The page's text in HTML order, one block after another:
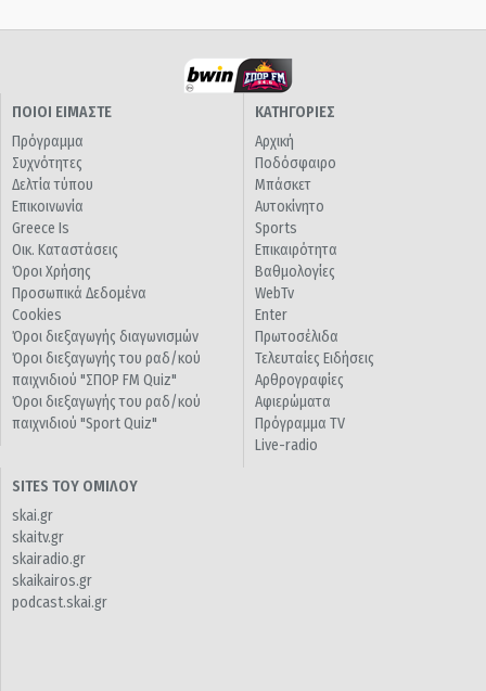
ΠΟΙΟΙ ΕΙΜΑΣΤΕ
Πρόγραμμα
Συχνότητες
Δελτία τύπου
Επικοινωνία
Greece Is
Οικ. Καταστάσεις
Όροι Χρήσης
Προσωπικά Δεδομένα
Cookies
Όροι διεξαγωγής διαγωνισμών
Όροι διεξαγωγής του ραδ/κού
παιχνιδιού "ΣΠΟΡ FM Quiz"
Όροι διεξαγωγής του ραδ/κού
παιχνιδιού "Sport Quiz"
ΚΑΤΗΓΟΡΙΕΣ
Αρχική
Ποδόσφαιρο
Μπάσκετ
Αυτοκίνητο
Sports
Επικαιρότητα
Βαθμολογίες
WebTv
Enter
Πρωτοσέλιδα
Τελευταίες Ειδήσεις
Αρθρογραφίες
Αφιερώματα
Πρόγραμμα TV
Live-radio
SITES ΤΟΥ ΟΜΙΛΟΥ
skai.gr
skaitv.gr
skairadio.gr
skaikairos.gr
podcast.skai.gr